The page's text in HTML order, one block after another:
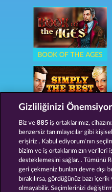
BOOK OF THE AGES
SIMPLY THE BEST
GOLDEN EI OF
MOORHUHN
Gizliliğinizi
Biz ve885 iş ortaklarımız,
benzersiz tanımlayıcılar gibi
erişiriz . Kabul ediyorum'nın
bizim ve iş ortaklarımızın verileri
desteklemesini sağlar. . Tümünü
geri çekmeniz bunları devre dışı
bırakılırsa, gördüğünüz bazı
olmayabilir. Seçimlerinizi